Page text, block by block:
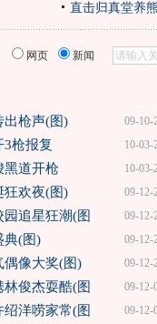
直击归真堂养
网页 新闻
09-10-
出枪声(图)
10-03-
枪报复
10-03-
黑道开枪
09-12-
狂欢夜(图)
09-12-
追星狂潮(图
09-12-
典(图)
09-12-
偶像大奖(图)
09-12-
俊杰耍酷(图
09-12-
洋唠家常(图